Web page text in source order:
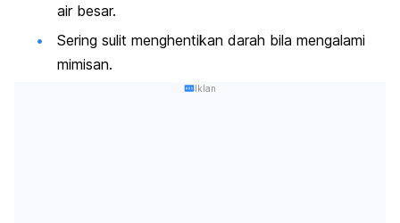
air besar.
Sering sulit menghentikan darah bila mengalami
mimisan.
Iklan